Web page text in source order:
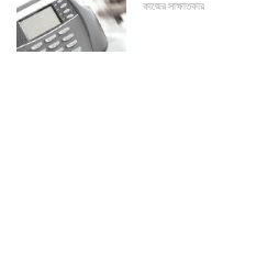
কাজের সাক্ষাতকার